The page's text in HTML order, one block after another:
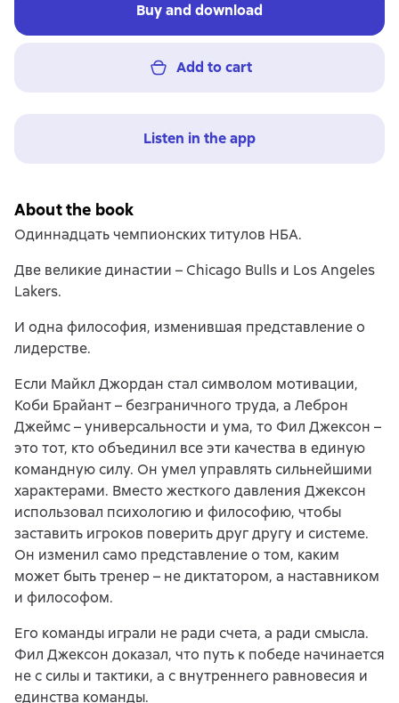
Buy and download
Add to cart
Listen in the app
About the book
Одиннадцать чемпионских титулов НБА.
Две великие династии – Chicago Bulls и Los Angeles
Lakers.
И одна философия, изменившая представление о
лидерстве.
Если Майкл Джордан стал символом мотивации,
Коби Брайант – безграничного труда, а Леброн
Джеймс – универсальности и ума, то Фил Джексон –
это тот, кто объединил все эти качества в единую
командную силу. Он умел управлять сильнейшими
характерами. Вместо жесткого давления Джексон
использовал психологию и философию, чтобы
заставить игроков поверить друг другу и системе.
Он изменил само представление о том, каким
может быть тренер – не диктатором, а наставником
и философом.
Его команды играли не ради счета, а ради смысла.
Фил Джексон доказал, что путь к победе начинается
не с силы и тактики, а с внутреннего равновесия и
единства команды.